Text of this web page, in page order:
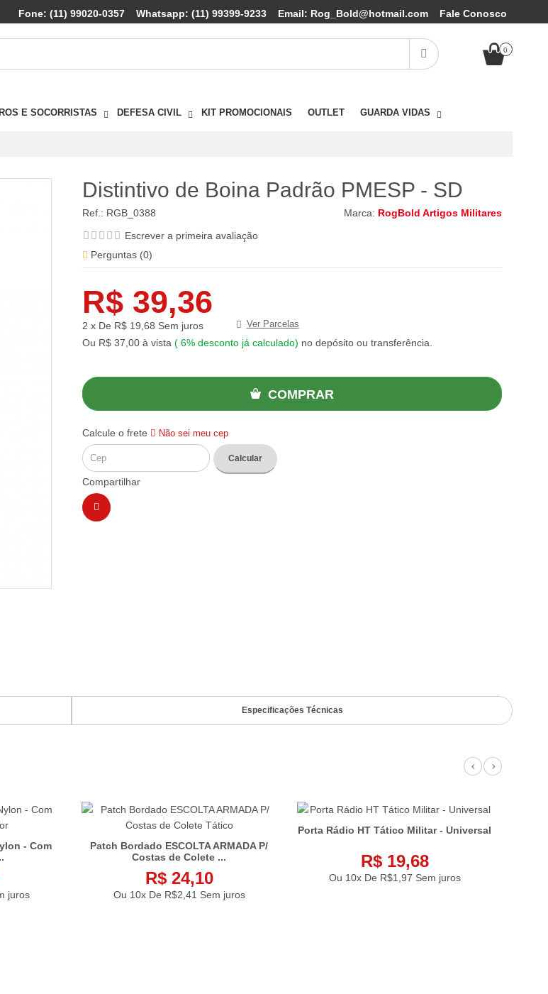
Fone: (11) 99020-0357 Whatsapp: (11) 99399-9233 Email: Rog_Bold@hotmail.com Fale Conosco
0
E SOCORRISTAS DEFESA CIVIL KIT PROMOCIONAIS OUTLET GUARDA VIDAS
Distintivo de Boina Padrão PMESP - SD
Ref.: RGB_0388 Marca: RogBold Artigos Militares
Escrever a primeira avaliação
Perguntas (0)
R$ 39,36
2 x De R$ 19,68 Sem juros Ver Parcelas
Ou R$ 37,00 à vista ( 6% desconto já calculado) no depósito ou transferência.
COMPRAR
Calcule o frete Não sei meu cep
Calcular
Compartilhar
Especificações Técnicas
- Com
juros
Patch Bordado ESCOLTA ARMADA P/
Costas de Colete ...
R$ 24,10
Ou 10x De R$2,41 Sem juros
Porta Rádio HT Tático Militar - Universal
R$ 19,68
Ou 10x De R$1,97 Sem juros
Previous
Next